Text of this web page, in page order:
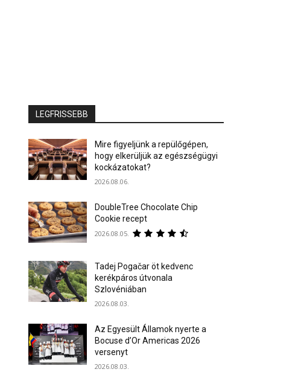
LEGFRISSEBB
Mire figyeljünk a repülőgépen,
hogy elkerüljük az egészségügyi
kockázatokat?
2026.08.06.
DoubleTree Chocolate Chip
Cookie recept
2026.08.05.
Tadej Pogačar öt kedvenc
kerékpáros útvonala
Szlovéniában
2026.08.03.
Az Egyesült Államok nyerte a
Bocuse d’Or Americas 2026
versenyt
2026.08.03.